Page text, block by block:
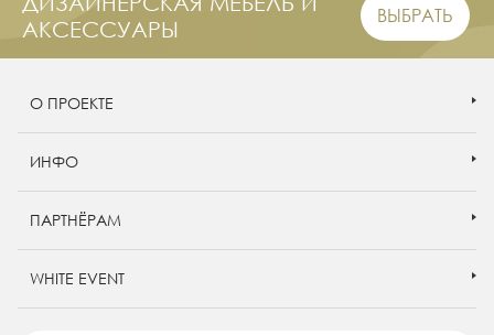
АКСЕССУАРЫ
ВЫБРАТЬ
О ПРОЕКТЕ
ИНФО
ПАРТНЁРАМ
WHITE EVENT